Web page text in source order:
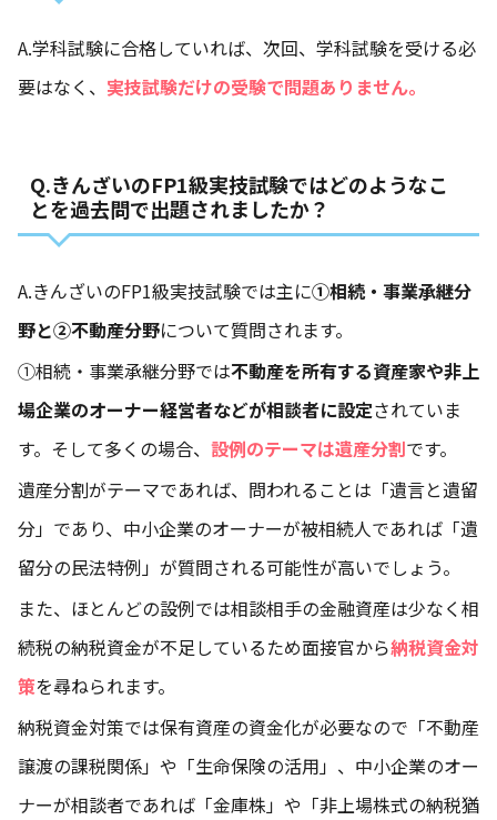
A.学科試験に合格していれば、次回、学科試験を受ける必
要はなく、 実技試験だけの受験で問題ありません。
Q.きんざいのFP1級実技試験ではどのようなこ
とを過去問で出題されましたか？
A.きんざいのFP1級実技試験では主に①相続・事業承継分
野と②不動産分野について質問されます。
①相続・事業承継分野では不動産を所有する資産家や非上
場企業のオーナー経営者などが相談者に設定されていま
す。そして多くの場合、 設例のテーマは遺産分割です。
遺産分割がテーマであれば、問われることは「遺言と遺留
分」であり、中小企業のオーナーが被相続人であれば「遺
留分の民法特例」が質問される可能性が高いでしょう。
また、ほとんどの設例では相談相手の金融資産は少なく相
続税の納税資金が不足しているため面接官から納税資金対
策を尋ねられます。
納税資金対策では保有資産の資金化が必要なので「不動産
譲渡の課税関係」や「生命保険の活用」、中小企業のオー
ナーが相談者であれば「金庫株」や「非上場株式の納税猶